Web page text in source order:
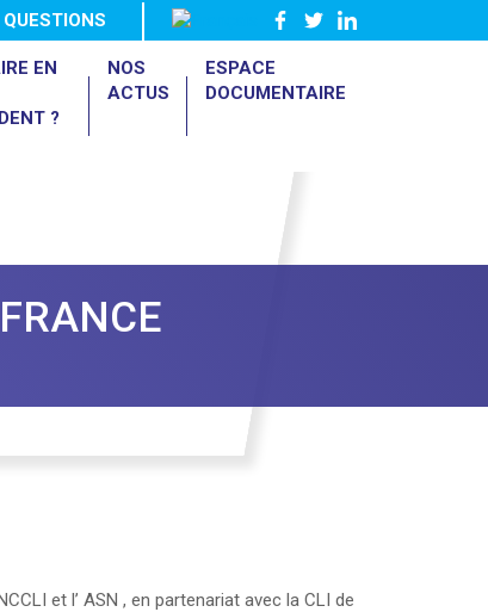
EN
?
NOS
ACTUS
ESPACE
DOCUMENTAIRE
et l’ ASN , en partenariat avec la CLI de